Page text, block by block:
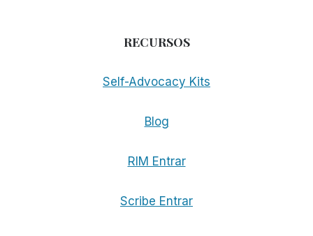
RECURSOS
Self-Advocacy Kits
Blog
RIM Entrar
Scribe Entrar